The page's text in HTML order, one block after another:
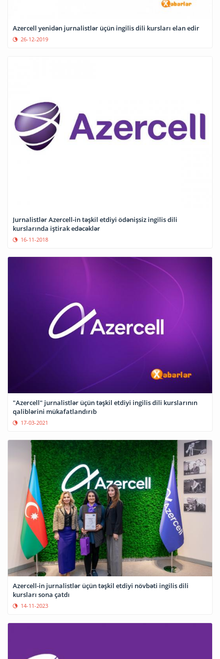
Azercell yenidən jurnalistlər üçün ingilis dili kursları elan edir
26-12-2019
Jurnalistlər Azercell-in təşkil etdiyi ödənişsiz ingilis dili
kurslarında iştirak edəcəklər
16-11-2018
"Azercell" jurnalistlər üçün təşkil etdiyi ingilis dili kurslarının
qaliblərini mükafatlandırıb
17-03-2021
Azercell-in jurnalistlər üçün təşkil etdiyi növbəti ingilis dili
kursları sona çatdı
14-11-2023